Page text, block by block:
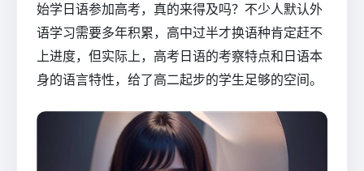
始学日语参加高考，真的来得及吗？不少人默认外
语学习需要多年积累，高中过半才换语种肯定赶不
上进度，但实际上，高考日语的考察特点和日语本
身的语言特性，给了高二起步的学生足够的空间。